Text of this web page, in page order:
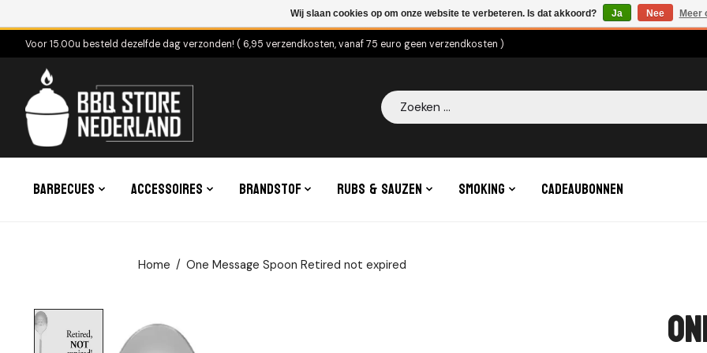
Voor 15.00u besteld dezelfde dag verzonden! ( 6,95 verzendkosten, vanaf 75 euro geen verzendkosten )
Zoeken
Barbecues Accessoires Brandstof Rubs & Sauzen Smoking Cadeaubonnen
Home / One Message Spoon Retired not expired
Wij slaan cookies op om onze website te verbeteren. Is dat akkoord? Ja Nee Meer